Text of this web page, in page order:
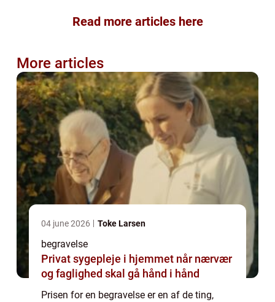
Read more articles here
More articles
04 june 2026 Toke Larsen
begravelse
Privat sygepleje i hjemmet når nærvær
og faglighed skal gå hånd i hånd
Prisen for en begravelse er en af de ting,